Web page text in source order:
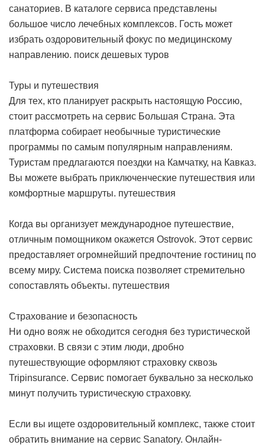
санаториев. В каталоге сервиса представлены
большое число лечебных комплексов. Гость может
избрать оздоровительный фокус по медицинскому
направлению. поиск дешевых туров
Туры и путешествия
Для тех, кто планирует раскрыть настоящую Россию,
стоит рассмотреть на сервис Большая Страна. Эта
платформа собирает необычные туристические
программы по самым популярным направлениям.
Туристам предлагаются поездки на Камчатку, на Кавказ.
Вы можете выбрать приключенческие путешествия или
комфортные маршруты. путешествия
Когда вы организует международное путешествие,
отличным помощником окажется Ostrovok. Этот сервис
предоставляет огромнейший предпочтение гостиниц по
всему миру. Система поиска позволяет стремительно
сопоставлять объекты. путешествия
Страхование и безопасность
Ни одно вояж не обходится сегодня без туристической
страховки. В связи с этим люди, дробно
путешествующие оформляют страховку сквозь
Tripinsurance. Сервис помогает буквально за несколько
минут получить туристическую страховку.
Если вы ищете оздоровительный комплекс, также стоит
обратить внимание на сервис Sanatory. Онлайн-